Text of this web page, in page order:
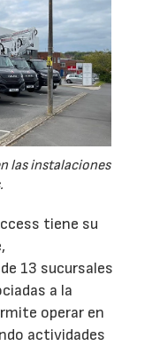
las instalaciones
tiene su
13 sucursales
a la
operar en
actividades